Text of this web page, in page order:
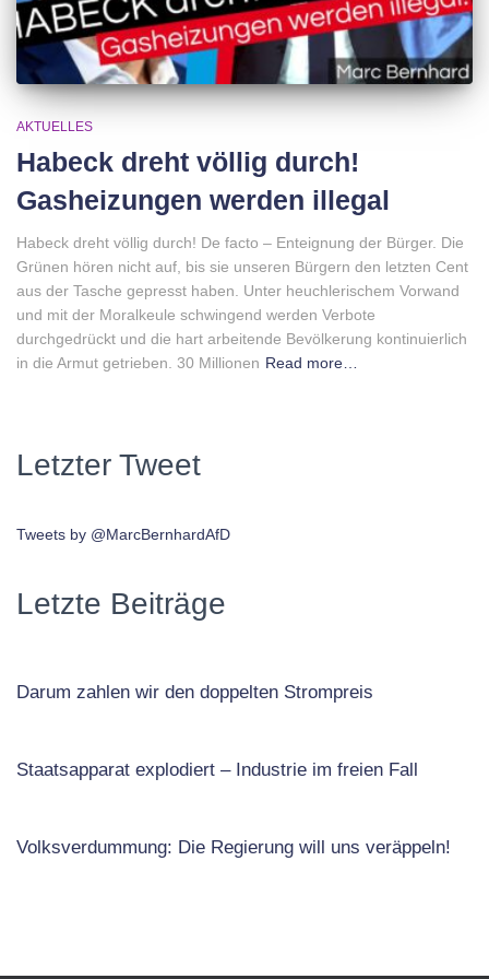
AKTUELLES
Habeck dreht völlig durch!
Gasheizungen werden illegal
Habeck dreht völlig durch! De facto – Enteignung der Bürger. Die
Grünen hören nicht auf, bis sie unseren Bürgern den letzten Cent
aus der Tasche gepresst haben. Unter heuchlerischem Vorwand
und mit der Moralkeule schwingend werden Verbote
durchgedrückt und die hart arbeitende Bevölkerung kontinuierlich
in die Armut getrieben. 30 Millionen Read more…
Letzter Tweet
Tweets by @MarcBernhardAfD
Letzte Beiträge
Darum zahlen wir den doppelten Strompreis
Staatsapparat explodiert – Industrie im freien Fall
Volksverdummung: Die Regierung will uns veräppeln!